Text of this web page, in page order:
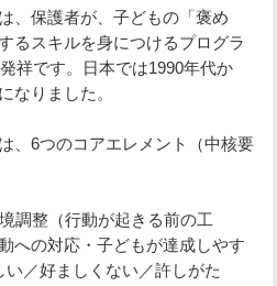
、保護者が、子どもの「褒め
るスキルを身につけるプログラ
祥です。日本では1990年代か
なりました。
、6つのコアエレメント（中核要
調整（行動が起きる前の工
への対応・子どもが達成しやす
／好ましくない／許しがた